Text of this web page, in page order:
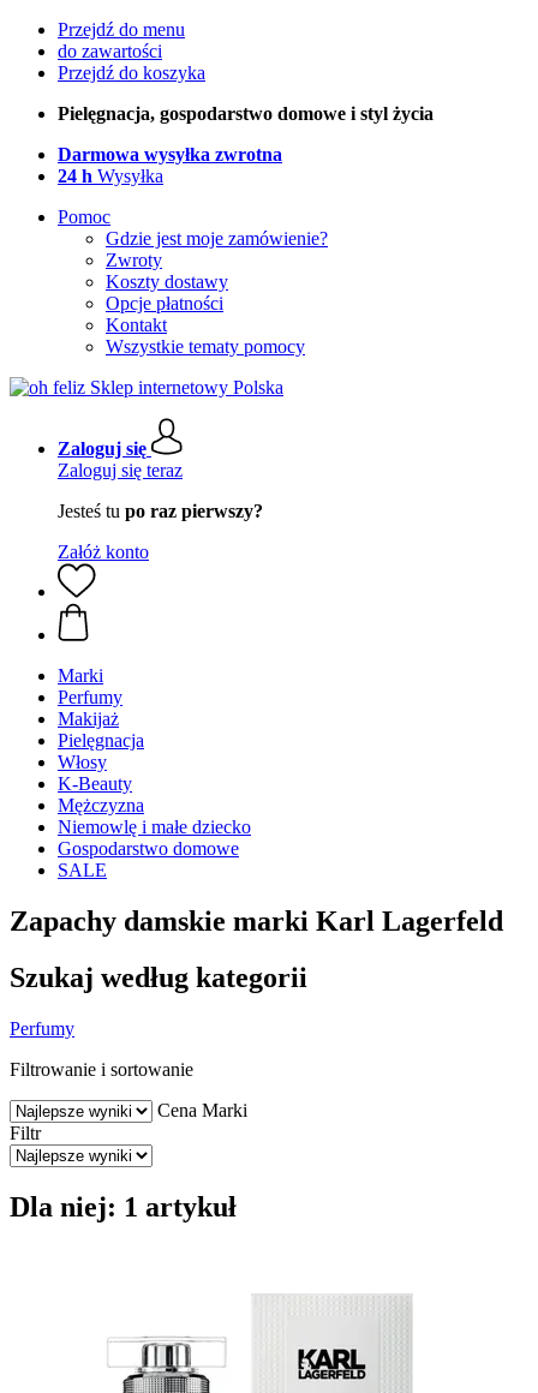
Przejdź do menu
do zawartości
Przejdź do koszyka
Pielęgnacja, gospodarstwo domowe i styl życia
Darmowa wysyłka zwrotna
24 h Wysyłka
Pomoc
Gdzie jest moje zamówienie?
Zwroty
Koszty dostawy
Opcje płatności
Kontakt
Wszystkie tematy pomocy
Zaloguj się
Zaloguj się teraz
Jesteś tu po raz pierwszy?
Załóż konto
Marki
Perfumy
Makijaż
Pielęgnacja
Włosy
K-Beauty
Mężczyzna
Niemowlę i małe dziecko
Gospodarstwo domowe
SALE
Zapachy damskie marki Karl Lagerfeld
Szukaj według kategorii
Perfumy
Filtrowanie i sortowanie
Cena Marki
Filtr
Dla niej: 1 artykuł